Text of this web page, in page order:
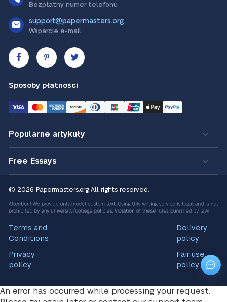
Bezpłatny numer telefonu
support@papermasters.org
Wsparcie e-mail
Sposoby płatności
Popularne artykuły
Free Essays
© 2026 Papermasters.org All rights reserved.
Terms and
Conditions
Privacy
policy
Delivery
policy
Fair use
policy
An error has occurred while processing your request.